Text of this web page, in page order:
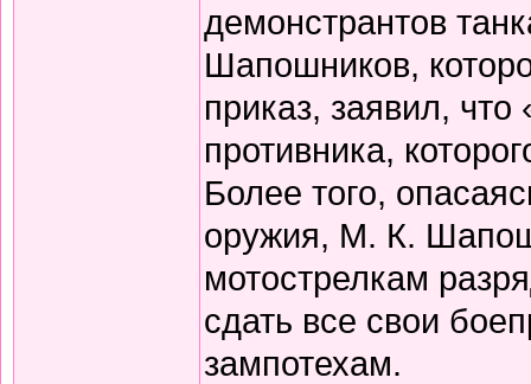
демонстрантов
Шапошников,
приказ, заявил, что
противника,
Более того,
оружия, М. К.
мотострелкам
сдать все свои
зампотехам.